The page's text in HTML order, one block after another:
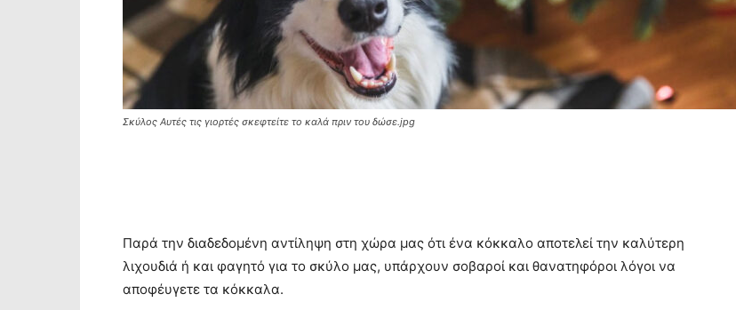
Σκύλος Αυτές τις γιορτές σκεφτείτε το καλά πριν του δώσε.jpg
Παρά την διαδεδομένη αντίληψη στη χώρα μας ότι ένα κόκκαλο αποτελεί την καλύτερη
λιχουδιά ή και φαγητό για το σκύλο μας, υπάρχουν σοβαροί και θανατηφόροι λόγοι να
αποφέυγετε τα κόκκαλα.